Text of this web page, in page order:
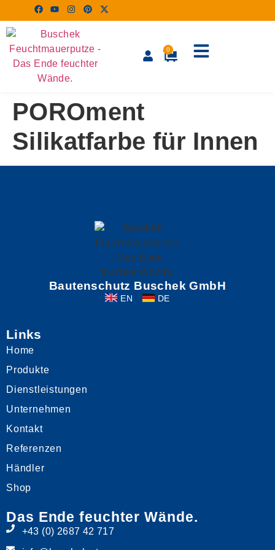
0
POROment
Silikatfarbe für Innen
Bautenschutz Buschek GmbH
EN DE
Links
Home
Produkte
Dienstleistungen
Unternehmen
Kontakt
Referenzen
Händler
Shop
Das Ende feuchter Wände.
+43 (0) 2687 42 717